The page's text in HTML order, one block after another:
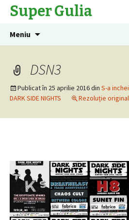
Super Gulia
Meniu
DSN3
Publicat în 25 aprilie 2016din S-a
DARK SIDE NIGHTS
Rezoluție